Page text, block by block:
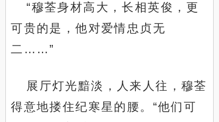
“穆荃身材高大，长相英俊，更
可贵的是，他对爱情忠贞无
二……”
展厅灯光黯淡，人来人往，穆荃
得意地搂住纪寒星的腰。“他们可